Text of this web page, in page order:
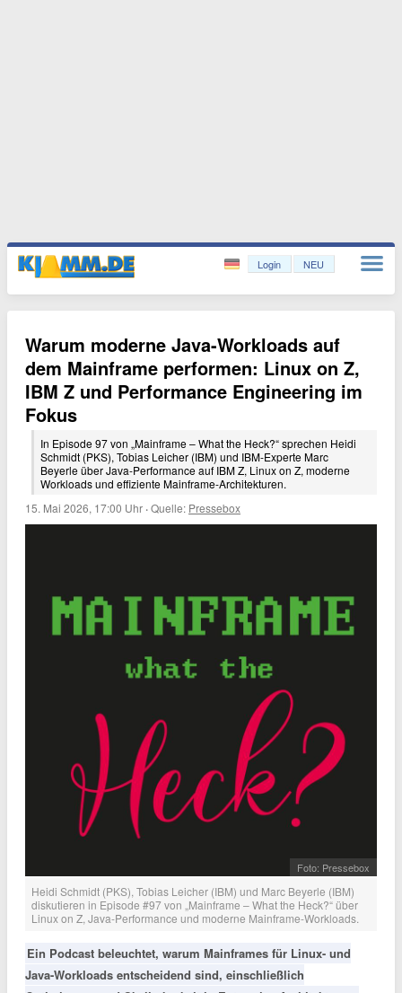
Login NEU
Warum moderne Java-Workloads auf
dem Mainframe performen: Linux on Z,
IBM Z und Performance Engineering im
Fokus
In Episode 97 von „Mainframe – What the Heck?“ sprechen Heidi
Schmidt (PKS), Tobias Leicher (IBM) und IBM-Experte Marc
Beyerle über Java-Performance auf IBM Z, Linux on Z, moderne
Workloads und effiziente Mainframe-Architekturen.
15. Mai 2026, 17:00 Uhr ·Quelle: Pressebox
Foto: Pressebox
Heidi Schmidt (PKS), Tobias Leicher (IBM) und Marc Beyerle (IBM)
diskutieren in Episode #97 von „Mainframe – What the Heck?“ über
Linux on Z, Java-Performance und moderne Mainframe-Workloads.
Ein Podcast beleuchtet, warum Mainframes für Linux- und
Java-Workloads entscheidend sind, einschließlich